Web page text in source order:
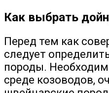
Как выбрать
Перед тем как
следует
породы.
среде козоводов,